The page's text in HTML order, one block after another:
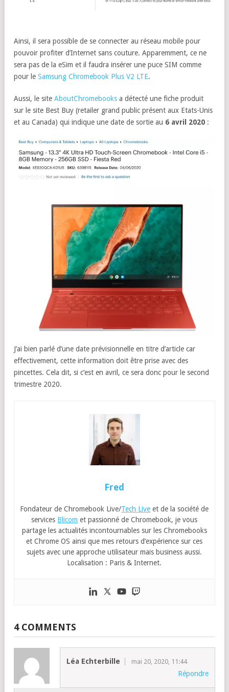
Ainsi, il sera possible de se connecter au réseau mobile pour
pouvoir profiter d’Internet sans couture. Apparemment, ce ne
sera pas de la eSim et il faudra insérer une puce SIM comme
pour le Samsung Chromebook Plus V2 LTE.
Aussi, le site AboutChromebooks a détecté une fiche produit
sur le site Best Buy (retailer grand public présent aux Etats-Unis
et au Canada) qui indique une date de sortie au 6 avril 2020 :
J’ai bien parlé d’une date prévisionnelle en titre d’article car
effectivement, cette information doit être prise avec des
pincettes. Cela dit, si c’est en avril, ce sera donc pour le second
trimestre 2020.
Fred
Fondateur de Chromebook Live/Tech Live et de la société de
services Blicom et passionné de Chromebook, je vous
partage les actualités incontournables sur les Chromebooks
et Chrome OS ainsi que mes retours d’expérience sur ces
sujets avec une approche utilisateur mais business aussi.
Localisation : Paris & Internet.
4 COMMENTS
Léa Echterbille mai 20, 2020, 11:44
Répondre